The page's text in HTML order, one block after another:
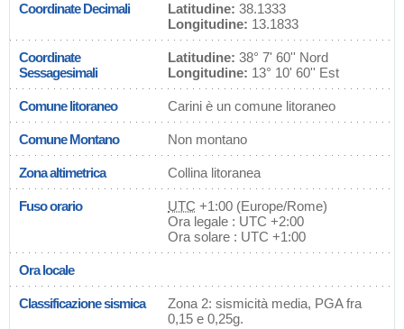
Coordinate Decimali Latitudine: 38.1333
Longitudine: 13.1833
Coordinate
Sessagesimali
Latitudine: 38° 7' 60'' Nord
Longitudine: 13° 10' 60'' Est
Comune litoraneo Carini è un comune litoraneo
Comune Montano Non montano
Zona altimetrica Collina litoranea
Fuso orario UTC +1:00 (Europe/Rome)
Ora legale : UTC +2:00
Ora solare : UTC +1:00
Ora locale
Classificazione sismica
Zona 2: sismicità media, PGA fra
0,15 e 0,25g.